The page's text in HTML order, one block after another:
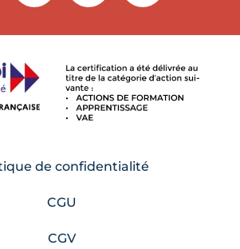
de confidentialité
CGU
CGV